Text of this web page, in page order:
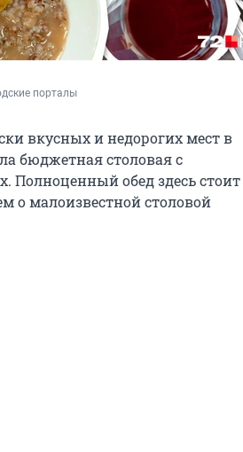
порталы
вкусных и недорогих мест в
бюджетная столовая с
обед здесь стоит
о малоизвестной столовой